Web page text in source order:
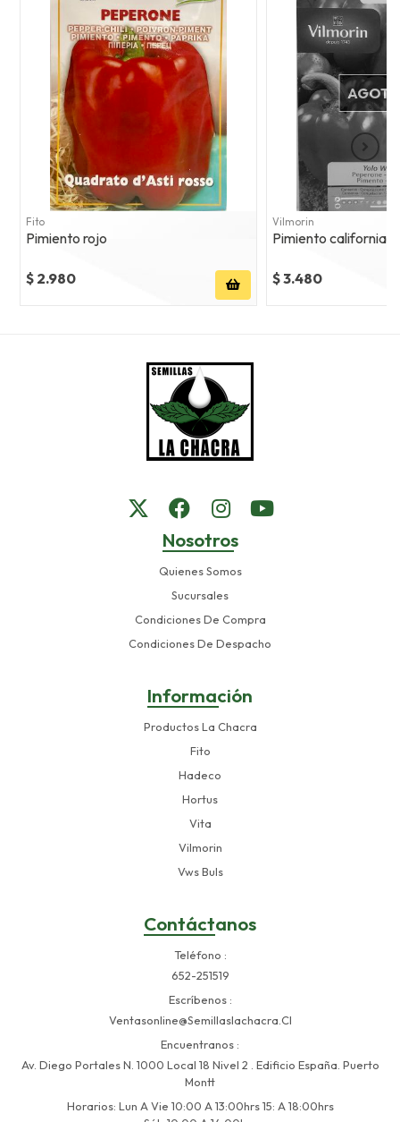
Fito
Pimiento rojo
$ 2.980
Vilmorin
Pimiento california
$ 3.480
Nosotros
Quienes Somos
Sucursales
Condiciones De Compra
Condiciones De Despacho
Información
Productos La Chacra
Fito
Hadeco
Hortus
Vita
Vilmorin
Vws Buls
Contáctanos
Teléfono
652-251519
Escríbenos
Ventasonline@semillaslachacra.cl
Encuentranos
Av. Diego Portales N. 1000 Local 18 Nivel 2 . Edificio España. Puerto
Montt
Horarios: Lun A Vie 10:00 A 13:00hrs 15: A 18:00hrs